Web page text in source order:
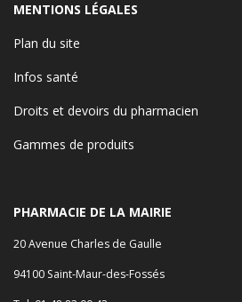
MENTIONS LÉGALES
Plan du site
Infos santé
Droits et devoirs du pharmacien
Gammes de produits
PHARMACIE DE LA MAIRIE
20 Avenue Charles de Gaulle
94100 Saint-Maur-des-Fossés